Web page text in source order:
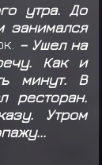
утра. До
занимался
– Ушел на
Как и
минут. В
ресторан.
Утром